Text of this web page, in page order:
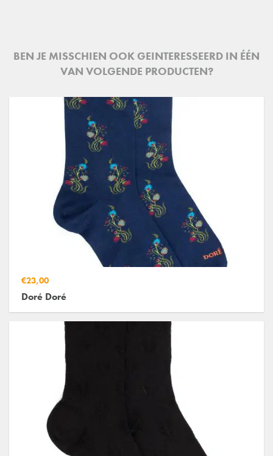
BEN JE MISSCHIEN OOK GEINTERESSEERD IN ÉÉN
VAN VOLGENDE PRODUCTEN?
€23,00
Doré Doré